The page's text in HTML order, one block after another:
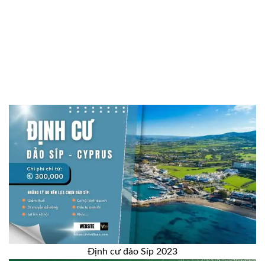
Định cư đảo Síp 2023